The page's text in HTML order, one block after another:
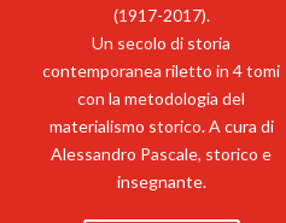
(1917-2017).
Un secolo di storia
contemporanea riletto in 4 tomi
con la metodologia del
materialismo storico. A cura di
Alessandro Pascale, storico e
insegnante.